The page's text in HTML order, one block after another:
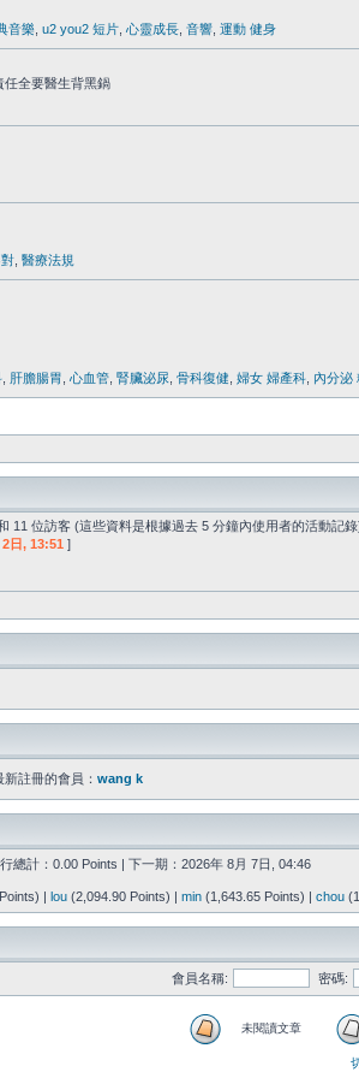
音樂 u2 you2 短片 心靈成長 音響 運動 健身
任全要醫生背黑鍋
醫療法規
肝膽腸胃 心血管 腎臟泌尿 骨科復健 婦女 婦產科 內分泌
11 位訪客 (這些資料是根據過去 5 分鐘內使用者的活動記錄
日, 13:51 ]
新註冊的會員： wang k
總計：0.00 Points | 下一期：2026年 8月 7日, 04:46
| lou (2,094.90 Points) | min (1,643.65 Points) | chou
會員名稱: 密碼:
未閱讀文章